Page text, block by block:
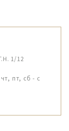
1/12
пт, сб - с